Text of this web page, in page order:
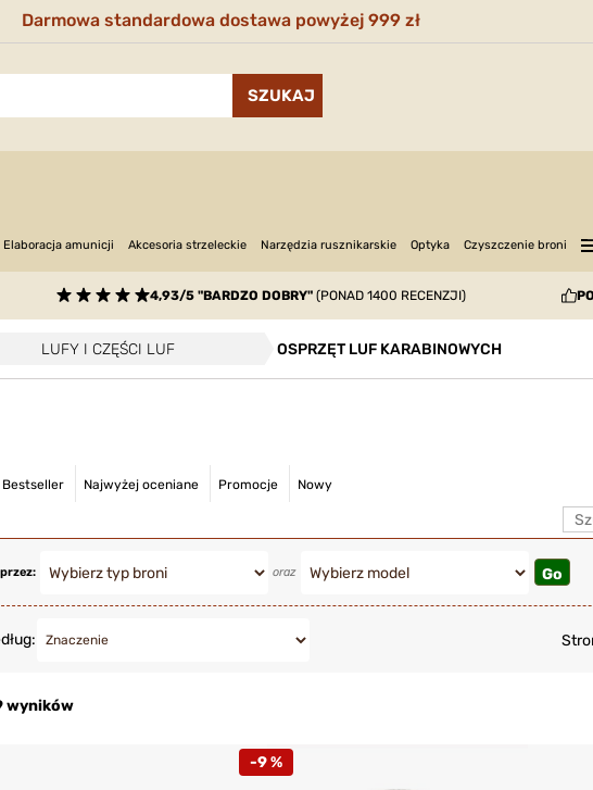
Darmowa standardowa dostawa powyżej 999 zł
Elaboracja amunicji Akcesoria strzeleckie Narzędzia rusznikarskie Optyka Czyszczenie broni
4,93/5 "BARDZO DOBRY"(PONAD 1400 RECENZJI)
LUFY I CZĘŚCI LUF OSPRZĘT LUF KARABINOWYCH
Bestseller Najwyżej oceniane Promocje Nowy
oraz
wyników
-9 %